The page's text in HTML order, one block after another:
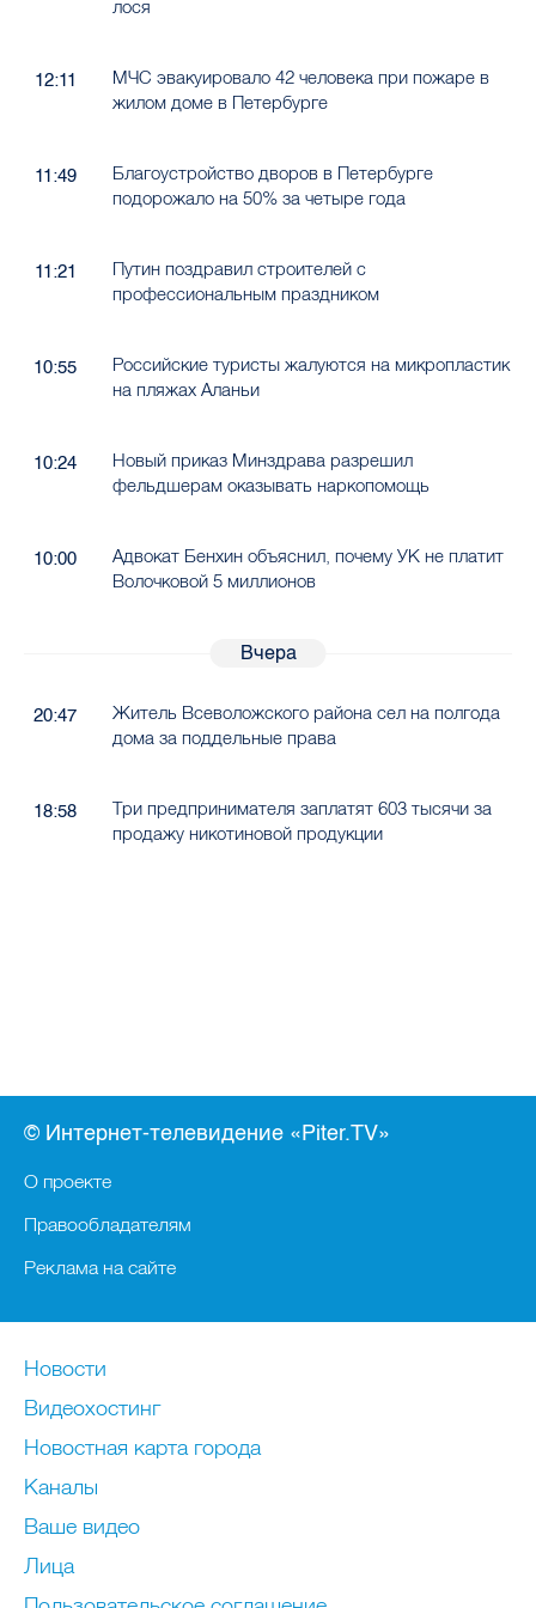
лося
12:11
МЧС эвакуировало 42 человека при пожаре в
жилом доме в Петербурге
11:49
Благоустройство дворов в Петербурге
подорожало на 50% за четыре года
11:21
Путин поздравил строителей с
профессиональным праздником
10:55
Российские туристы жалуются на микропластик
на пляжах Аланьи
10:24
Новый приказ Минздрава разрешил
фельдшерам оказывать наркопомощь
10:00
Адвокат Бенхин объяснил, почему УК не платит
Волочковой 5 миллионов
Вчера
20:47
Житель Всеволожского района сел на полгода
дома за поддельные права
18:58
Три предпринимателя заплатят 603 тысячи за
продажу никотиновой продукции
© Интернет-телевидение «Piter.TV»
О проекте
Правообладателям
Реклама на сайте
Новости
Видеохостинг
Новостная карта города
Каналы
Ваше видео
Лица